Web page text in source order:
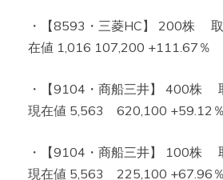
・【8593・三菱HC】 200株
在値 1,016 107,200 +111.67％
・【9104・商船三井】 400株
現在値 5,563 620,100 +59.12％
・【9104・商船三井】 100株
現在値 5,563 225,100 +67.96％